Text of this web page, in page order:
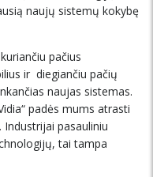
naujų sistemų kokybę
pačius
ir diegiančiu pačių
naujas sistemas.
padės mums atrasti
pasauliniu
tai tampa